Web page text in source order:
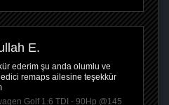
E.
ederim şu anda olumlu ve
remaps ailesine teşekkür
Golf 1.6 TDI - 90Hp @145